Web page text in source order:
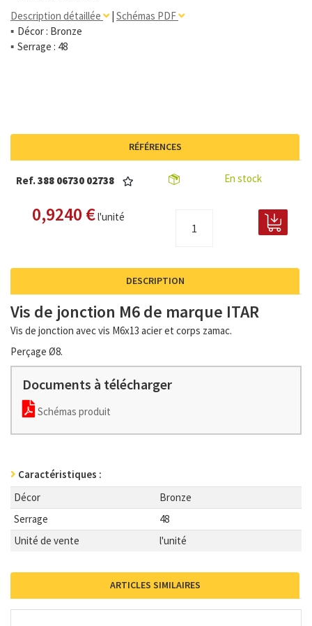
Description détaillée | Schémas PDF
Décor : Bronze
Serrage : 48
RÉFÉRENCES
Ref.388 06730 02738 En stock
0,9240 €l'unité
DESCRIPTION
Vis de jonction M6 de marque ITAR
Vis de jonction avec vis M6x13 acier et corps zamac.
Perçage Ø8.
Documents à télécharger
Schémas produit
Caractéristiques :
Décor
Bronze
Serrage
48
Unité de vente
l'unité
ARTICLES SIMILAIRES